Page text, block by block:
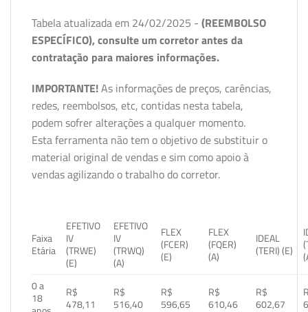
Tabela atualizada em 24/02/2025 - (REEMBOLSO
ESPECÍFICO), consulte um corretor antes da
contratação para maiores informações.
IMPORTANTE!As informações de preços, carências,
redes, reembolsos, etc, contidas nesta tabela,
podem sofrer alterações a qualquer momento.
Esta ferramenta não tem o objetivo de substituir o
material original de vendas e sim como apoio à
vendas agilizando o trabalho do corretor.
Faixa
Etária
EFETIVO
IV
(TRWE)
(E)
EFETIVO
IV
(TRWQ)
(A)
FLEX
(FCER)
(E)
FLEX
(FQER)
(A)
IDEAL
(TERI) (E)
0 a
18
R$
478,11
R$
516,40
R$
596,65
R$
610,46
R$
602,67